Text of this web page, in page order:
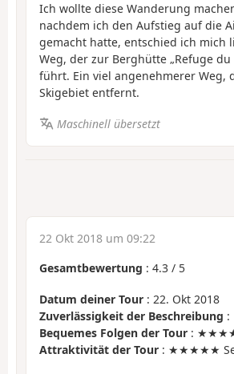
Ich wollte diese Wanderung
nachdem ich den Aufstieg auf die
gemacht hatte, entschied ich mich
Weg, der zur Berghütte „Refuge du
führt. Ein viel angenehmerer Weg,
Skigebiet entfernt.
Maschinell übersetzt
22 Okt 2018 um 09:22
Gesamtbewertung : 4.3 / 5
Datum deiner Tour : 22. Okt 2018
Zuverlässigkeit der Beschreibung
Bequemes Folgen der Tour :
Attraktivität der Tour : ★★★★★